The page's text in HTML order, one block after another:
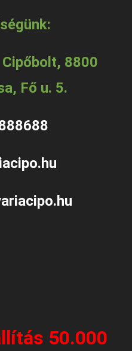
8800
Fő u. 5.
50.000